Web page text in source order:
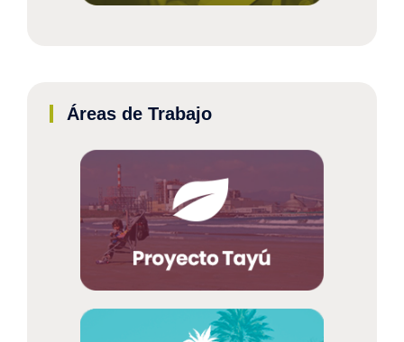
Áreas de Trabajo